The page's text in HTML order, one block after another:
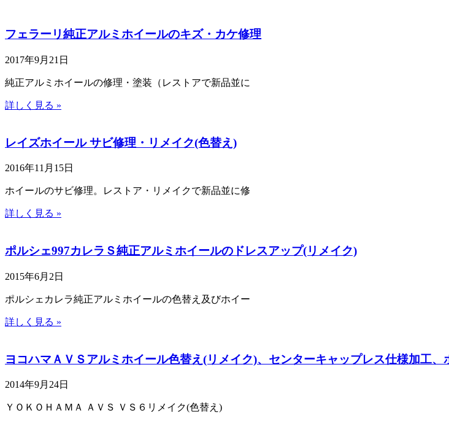
フェラーリ純正アルミホイールのキズ・カケ修理
2017年9月21日
純正アルミホイールの修理・塗装（レストアで新品並に
詳しく見る »
レイズホイール サビ修理・リメイク(色替え)
2016年11月15日
ホイールのサビ修理。レストア・リメイクで新品並に修
詳しく見る »
ポルシェ997カレラＳ純正アルミホイールのドレスアップ(リメイク)
2015年6月2日
ポルシェカレラ純正アルミホイールの色替え及びホイー
詳しく見る »
ヨコハマＡＶＳアルミホイール色替え(リメイク)、センターキャップレス仕様加工、
2014年9月24日
ＹＯＫＯＨＡＭＡ ＡＶＳ ＶＳ６リメイク(色替え)